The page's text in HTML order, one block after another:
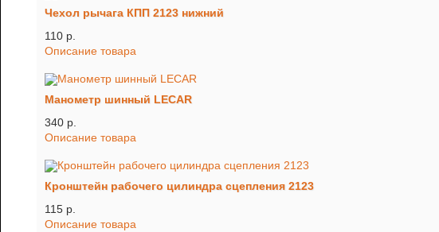
Чехол рычага КПП 2123 нижний
110 p.
Описание товара
Манометр шинный LECAR
340 p.
Описание товара
Кронштейн рабочего цилиндра сцепления 2123
115 p.
Описание товара